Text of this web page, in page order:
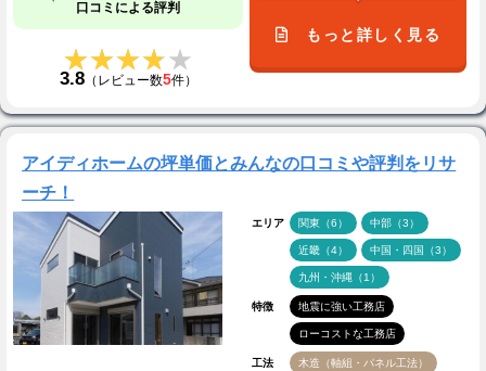
口コミによる評判
★★★★★
★★★★★
3.8（レビュー数5件）
もっと詳しく見る
アイディホームの坪単価とみんなの口コミや評判をリサ
ーチ！
エリア 関東（6） 中部（3）
近畿（4） 中国・四国（3）
九州・沖縄（1）
特徴 地震に強い工務店
ローコストな工務店
工法 木造（軸組・パネル工法）